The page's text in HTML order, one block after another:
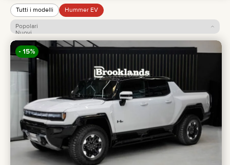
NOLEGGIA E DIVENTA TUO
info@brook-drive.rent
+ 971 52 193 88 88
+
Tutti i modelli Hummer EV
Popolari
Nuovi
Prezzo: dal più basso
Prezzo: dal più alto
- 15%